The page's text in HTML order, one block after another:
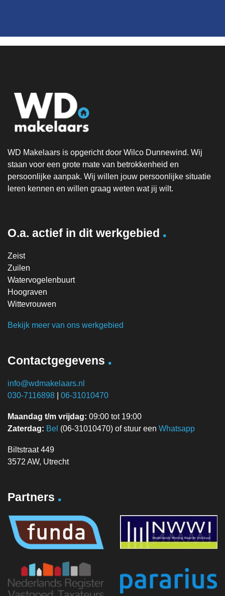
WD Makelaars is opgericht door Wilco Dunnewind. Wij
staan voor een grote mate van betrokkenheid en
persoonlijke aanpak. Wij willen jouw persoonlijke situatie
leren kennen en willen graag weten wat jij wilt.
O.a. actief in dit werkgebied .
Zeist
Zuilen
Watervogelenbuurt
Hoograven
Wittevrouwen
Bekijk meer van ons werkgebied
Contactgegevens .
info@wdmakelaars.nl
030-7116898
06-31010470
Maandag t/m vrijdag: 09:00 tot 19:00
Zaterdag: Bel (06-31010470) of stuur een Whatsapp
Biltstraat 449
3572 AW, Utrecht
Partners .